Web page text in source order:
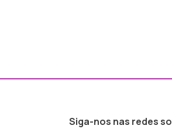
Siga-nos nas redes